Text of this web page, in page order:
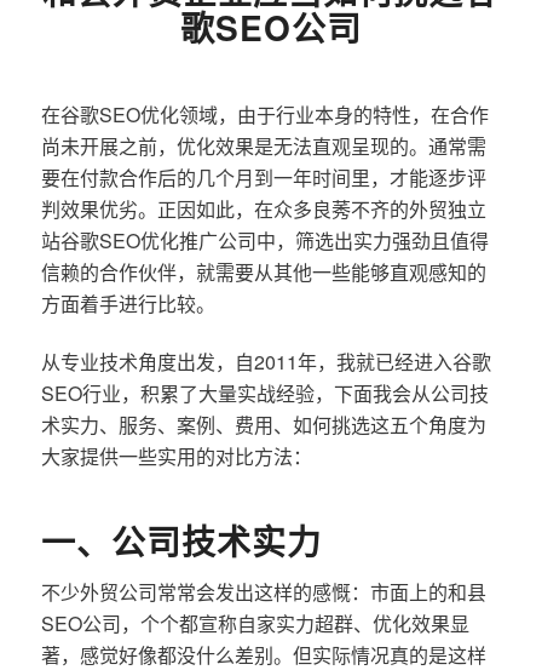
歌SEO公司
在谷歌SEO优化领域，由于行业本身的特性，在合作
尚未开展之前，优化效果是无法直观呈现的。通常需
要在付款合作后的几个月到一年时间里，才能逐步评
判效果优劣。正因如此，在众多良莠不齐的外贸独立
站谷歌SEO优化推广公司中，筛选出实力强劲且值得
信赖的合作伙伴，就需要从其他一些能够直观感知的
方面着手进行比较。
从专业技术角度出发，自2011年，我就已经进入谷歌
SEO行业，积累了大量实战经验，下面我会从公司技
术实力、服务、案例、费用、如何挑选这五个角度为
大家提供一些实用的对比方法：
一、公司技术实力
不少外贸公司常常会发出这样的感慨：市面上的和县
SEO公司，个个都宣称自家实力超群、优化效果显
著，感觉好像都没什么差别。但实际情况真的是这样